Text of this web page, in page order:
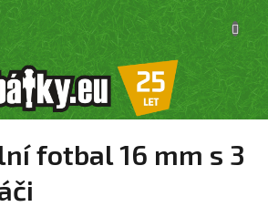
KOŠÍK
fotbal 16 mm s 3